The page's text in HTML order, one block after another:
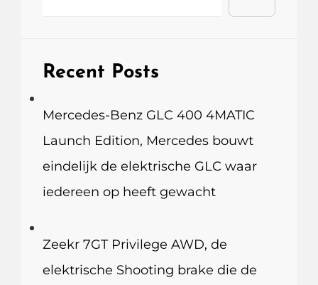
Recent Posts
Mercedes-Benz GLC 400 4MATIC
Launch Edition, Mercedes bouwt
eindelijk de elektrische GLC waar
iedereen op heeft gewacht
Zeekr 7GT Privilege AWD, de
elektrische Shooting brake die de